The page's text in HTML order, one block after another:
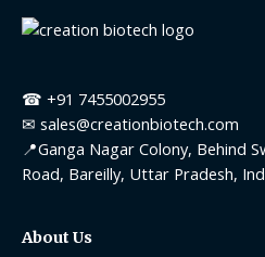
☎ +91 7455002955
✉ sales@creationbiotech.com
📍Ganga Nagar Colony, Behind
Road, Bareilly, Uttar Pradesh,
About Us